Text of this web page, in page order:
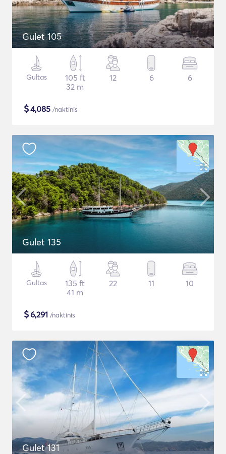
Gulet 105
Gultas
105 ft
32 m
12 6 6
$4,085 /naktinis
Gulet 135
Gultas
135 ft
41 m
22 11 10
$6,291 /naktinis
Gulet 131